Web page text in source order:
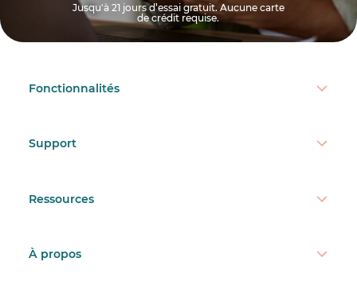
Jusqu'à 21 jours d’essai gratuit. Aucune carte
de crédit requise.
Fonctionnalités
Support
Ressources
À propos